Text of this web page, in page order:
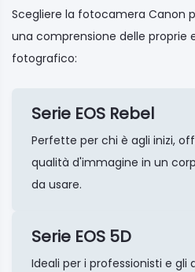
Scegliere la fotocamera Canon
una comprensione delle proprie
fotografico:
Serie EOS Rebel
Perfette per chi è agli inizi,
qualità d'immagine in un
da usare.
Serie EOS 5D
Ideali per i professionisti e gli